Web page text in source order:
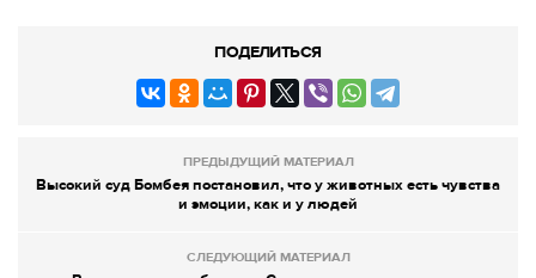
ПОДЕЛИТЬСЯ
ПРЕДЫДУЩИЙ МАТЕРИАЛ
Высокий суд Бомбея постановил, что у животных есть чувства
и эмоции, как и у людей
СЛЕДУЮЩИЙ МАТЕРИАЛ